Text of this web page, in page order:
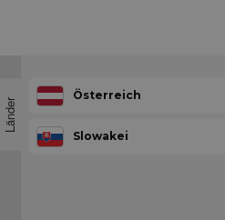
Länder
Österreich
Slowakei